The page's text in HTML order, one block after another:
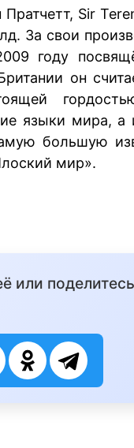
Sir
За свои
году
он
языки мира,
большую
мир».
или